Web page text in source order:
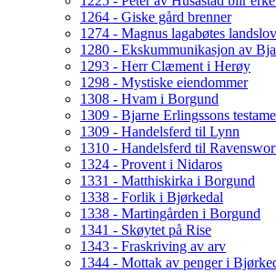
1264 - Giske gård brenner
1274 - Magnus lagabøtes landslov
1280 - Ekskummunikasjon av
1293 - Herr Clæment i Herøy
1298 - Mystiske eiendommer
1308 - Hvam i Borgund
1309 - Bjarne Erlingssons
1309 - Handelsferd til Lynn
1310 - Handelsferd til
1324 - Provent i Nidaros
1331 - Matthiskirka i Borgund
1338 - Forlik i Bjørkedal
1338 - Martingården i Borgund
1341 - Skøytet på Rise
1343 - Fraskriving av arv
1344 - Mottak av penger i